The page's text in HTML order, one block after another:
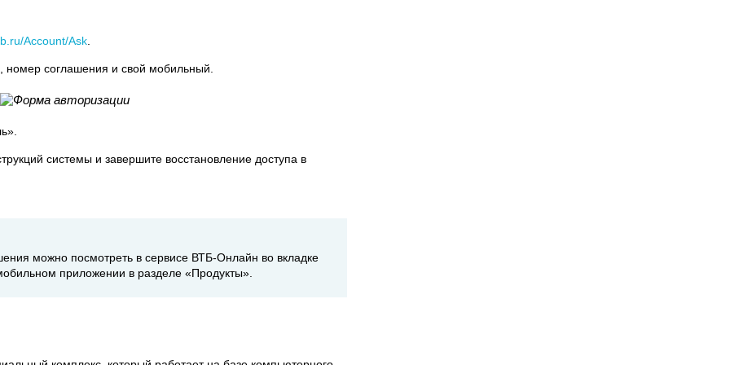
Account/Ask
номер соглашения и свой мобильный.
системы и завершите восстановление доступа в
можно посмотреть в сервисе ВТБ-Онлайн во вкладке
приложении в разделе «Продукты».